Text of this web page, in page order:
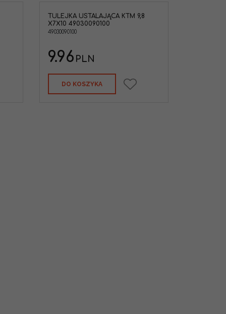
x7x10
TULEJKA USTALAJĄCA KTM 9,8
X7X10 49030090100
49030090100
9.96 PLN
DO KOSZYKA